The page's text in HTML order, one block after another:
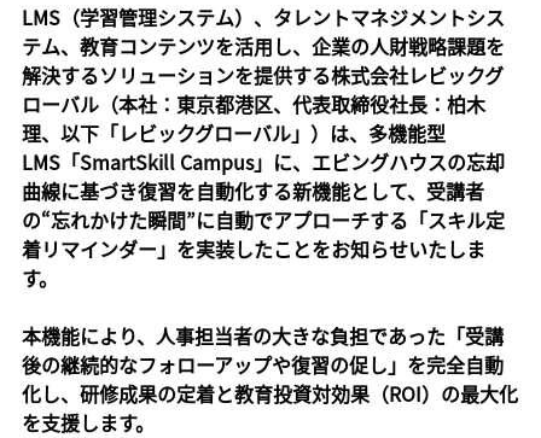
LMS（学習管理システム）、タレントマネジメントシス
テム、教育コンテンツを活用し、企業の人財戦略課題を
解決するソリューションを提供する株式会社レビックグ
ローバル（本社：東京都港区、代表取締役社長：柏木
理、以下「レビックグローバル」）は、多機能型
LMS「SmartSkill Campus」に、エビングハウスの忘却
曲線に基づき復習を自動化する新機能として、受講者
の“忘れかけた瞬間”に自動でアプローチする「スキル定
着リマインダー」を実装したことをお知らせいたしま
す。
本機能により、人事担当者の大きな負担であった「受講
後の継続的なフォローアップや復習の促し」を完全自動
化し、研修成果の定着と教育投資対効果（ROI）の最大化
を支援します。